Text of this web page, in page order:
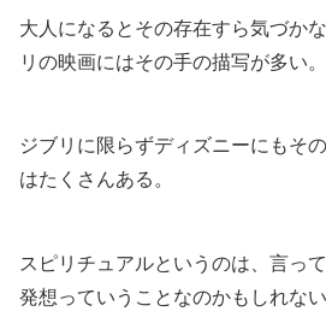
大人になるとその存在すら気づか
リの映画にはその手の描写が多い。
ジブリに限らずディズニーにもそ
はたくさんある。
スピリチュアルというのは、言っ
発想っていうことなのかもしれない